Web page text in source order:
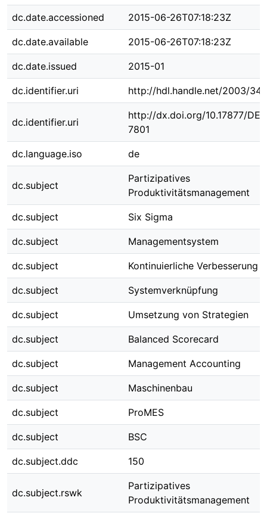
dc.date.accessioned 2015-06-26T07:18:23Z
dc.date.available 2015-06-26T07:18:23Z
dc.date.issued 2015-01
dc.identifier.uri http://hdl.handle.net/2003/
dc.identifier.uri
http://dx.doi.org/10.17877/
7801
dc.language.iso de
dc.subject
Partizipatives
Produktivitätsmanagement
dc.subject Six Sigma
dc.subject Managementsystem
dc.subject Kontinuierliche Verbesserung
dc.subject Systemverknüpfung
dc.subject Umsetzung von Strategien
dc.subject Balanced Scorecard
dc.subject Management Accounting
dc.subject Maschinenbau
dc.subject ProMES
dc.subject BSC
dc.subject.ddc 150
dc.subject.rswk
Partizipatives
Produktivitätsmanagement